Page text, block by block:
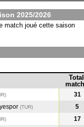
2025/2026
match joué cette saison
Total
)
31
(TUR)
5
)
17